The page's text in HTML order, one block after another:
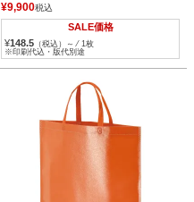
¥9,900税込
SALE価格
¥148.5 （税込）～ ⁄ 1枚
※印刷代込・版代別途